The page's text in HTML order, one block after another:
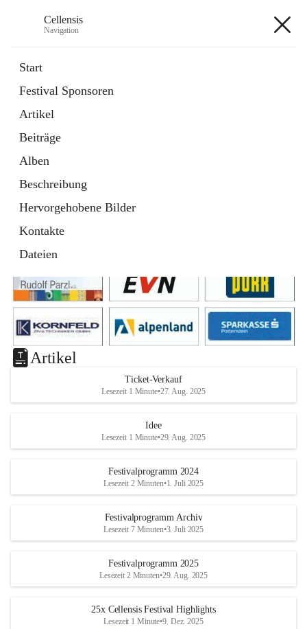
Cellensis
Navigation
Start
Festival Sponsoren
Artikel
Beiträge
Alben
Beschreibung
Hervorgehobene Bilder
Kontakte
Dateien
Festival Sponsoren
Artikel
Ticket-Verkauf
Lesezeit 1 Minute•27. Aug. 2025
Idee
Lesezeit 1 Minute•29. Aug. 2025
Festivalprogramm 2024
Lesezeit 2 Minuten•1. Juli 2025
Festivalprogramm Archiv
Lesezeit 7 Minuten•3. Juli 2025
Festivalprogramm 2025
Lesezeit 2 Minuten•29. Aug. 2025
25x Cellensis Festival Highlights
Lesezeit 1 Minute•9. Dez. 2025